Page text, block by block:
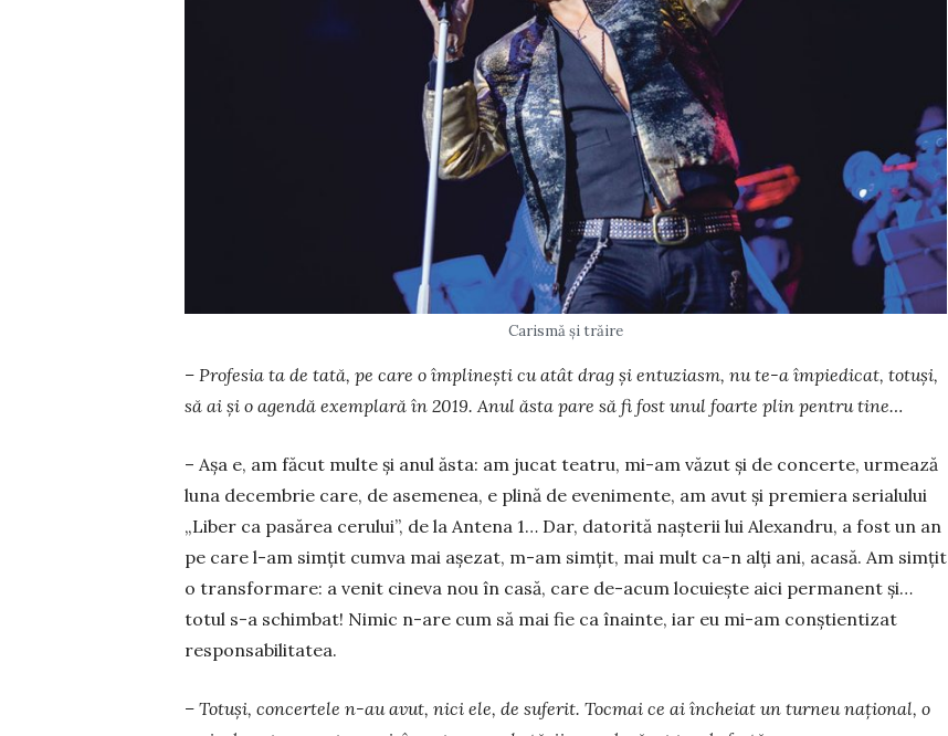
Carismă şi trăire
– Profesia ta de tată, pe care o împlinești cu atât drag și entuziasm, nu te-a împiedicat, totuși,
să ai și o agendă exemplară în 2019. Anul ăsta pare să fi fost unul foarte plin pentru tine…
– Aşa e, am făcut multe şi anul ăsta: am jucat teatru, mi-am văzut şi de concerte, urmează
luna decembrie care, de ase­menea, e plină de eveni­mente, am avut şi pre­miera serialului
„Liber ca pasărea cerului”, de la An­tena 1… Dar, datorită naşterii lui Alexandru, a fost un an
pe care l-am simţit cumva mai aşezat, m-am simţit, mai mult ca-n alţi ani, acasă. Am simţit
o transformare: a venit cineva nou în casă, care de-acum locuieşte aici permanent şi…
totul s-a schimbat! Nimic n-are cum să mai fie ca înainte, iar eu mi-am con­şti­entizat
responsabilitatea.
– Totuși, concertele n-au avut, nici ele, de suferit. Tocmai ce ai încheiat un turneu naţio­nal, o